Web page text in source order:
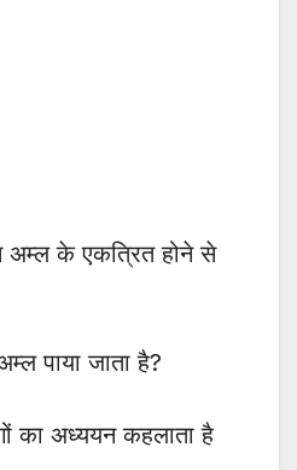
अम्ल के एकत्रित होने से
पाया जाता है?
का अध्ययन कहलाता है